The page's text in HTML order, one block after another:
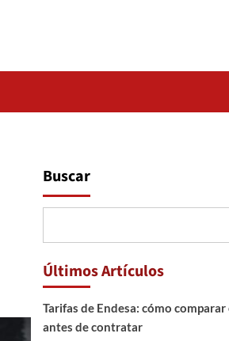
Buscar
Últimos Artículos
Tarifas de Endesa: cómo
antes de contratar